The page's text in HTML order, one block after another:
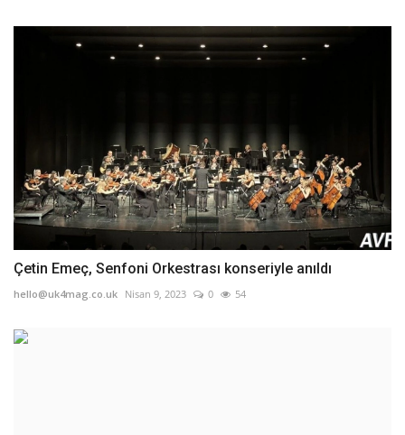
Çetin Emeç, Senfoni Orkestrası konseriyle anıldı
hello@uk4mag.co.uk Nisan 9, 2023 0 54